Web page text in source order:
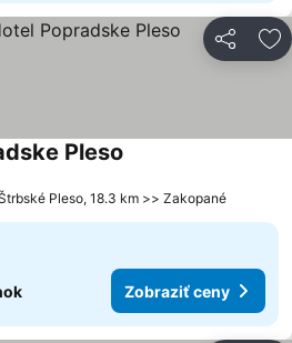
Zdieľať
Pleso
Pleso, 18.3 km >> Zakopané
Zobraziť ceny